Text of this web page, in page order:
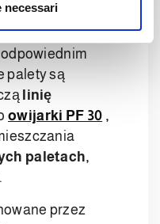
necessari
paletyzację
palety są
linię
owijarki PF 30 ,
paletach,
przez